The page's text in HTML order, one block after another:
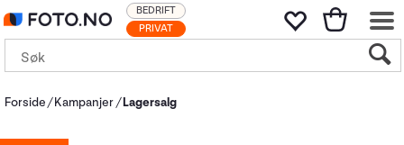
PRIVAT
BEDRIFT
Forside Kampanjer Lagersalg